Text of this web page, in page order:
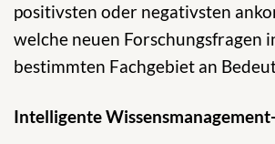
positivsten oder negativsten
welche neuen Forschungsfragen
bestimmten Fachgebiet an
Intelligente